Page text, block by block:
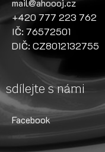
mail@ahoooj.cz
+420 777 223 762
IČ: 76572501
DIČ: CZ8012132755
sdílejte s námi
Facebook